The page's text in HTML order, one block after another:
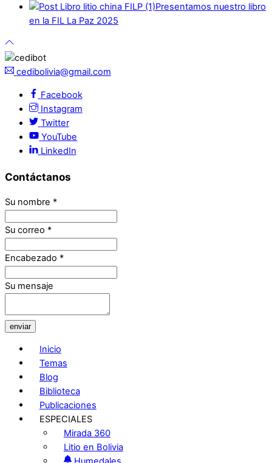
Presentamos nuestro libro
en la FIL La Paz 2025
cedibolivia@gmail.com
Facebook
Instagram
Twitter
YouTube
LinkedIn
Contáctanos
Su nombre *
Su correo *
Encabezado *
Su mensaje
enviar
Inicio
Temas
Blog
Biblioteca
Publicaciones
ESPECIALES
Mirada 360
Litio en Bolivia
Humedales